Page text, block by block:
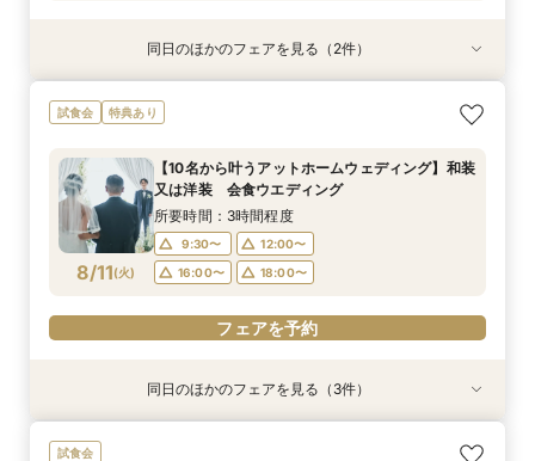
8/10 月)
2026年12月までの挙式をお考えのお2人へ 宿
泊・ドレス特典付き
9:30〜
10:00〜
13:00〜
16:00〜
18:00〜
8/10 月)
【少人数結婚式】貸切り可能なホテルウエディン
グ相談会
10:00〜
13:00〜
16:00〜
18:00〜
フェアを予約
同日のほかのフェアを見る（2件）
試食会 特典あり
8/11(火)
【10名から叶うアットホームウェディング】和装
又は洋装 会食ウエディング
所要時間：3時間程度
9:30〜
12:00〜
16:00〜
18:00〜
フェアを予約
【家族婚フェア】宿泊特典付き/洋装・和装/相談
2026年12月までの挙式をお考えのお2人へ 宿
同日のほかのフェアを見る（3件）
試食会